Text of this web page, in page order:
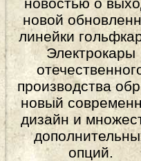
новой
линейки
Электрокары
производства
новый
дизайн и
опций.